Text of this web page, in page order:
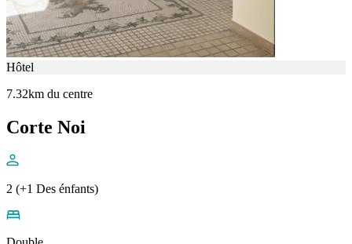
Hôtel
7.32km du centre
Corte Noi
2 (+1 Des énfants)